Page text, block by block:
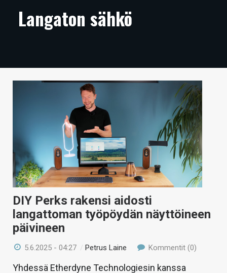
ARTIKKELIT
TECHBBS
VAIHDA TEEMA
HAKU
Langaton sähkö
DIY Perks rakensi aidosti
langattoman työpöydän näyttöineen
päivineen
5.6.2025 - 04:27 /Petrus Laine Kommentit (0)
Yhdessä Etherdyne Technologiesin kanssa